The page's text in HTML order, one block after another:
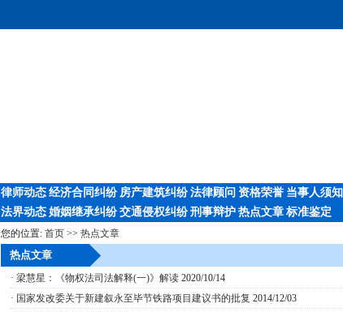
律师动态 经济合同纠纷 房产建筑纠纷 法律顾问 资格荣誉 当事人须知
法界动态 婚姻继承纠纷 交通侵权纠纷 刑事辩护 热点文章 标准鉴定
您的位置: 首页>> 热点文章
热点文章
· 梁慧星：《物权法司法解释(一)》解读 2020/10/14
· 国家发改委关于新建叙永至毕节铁路项目建议书的批复 2014/12/03